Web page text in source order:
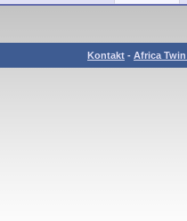
Kontakt - Africa